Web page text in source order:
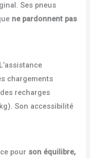
Ses pneus
ne pardonnent pas
chargements
recharges
Son accessibilité
pour son équilibre,